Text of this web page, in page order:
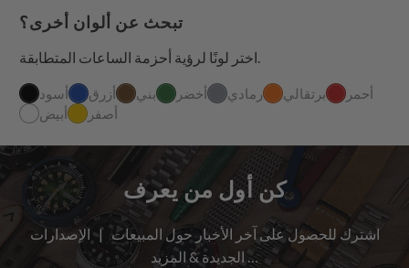
تبحث عن ألوان أخرى؟
اختر لونًا لرؤية أحزمة الساعات المتطابقة.
أسود أزرق بني أخضر رمادي برتقالي
أحمر
أبيض
أصفر
كن أول من يعرف
اشترك للحصول على آخر الأخبار حول المبيعات | الإصدارات
الجديدة & المزيد …